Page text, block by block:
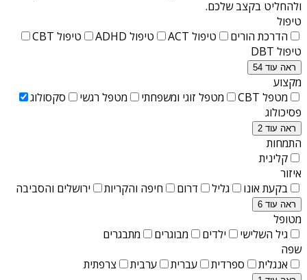
ולהחליט בקצב שלכם.
טיפול
הדרכת הורים
טיפול ACT טיפול ADHD
טיפול CBT
טיפול DBT
ראה עוד 54
מקצוע
מטפל CBT
מטפל זוגי ומשפחתי מטפל רגשי
סקסולוג
פסיכולוג
ראה עוד 2
התמחות
קלינית
איזור
בקעת אונו
גליל דרום חיפה והקריות ירושלים והסביבה
ראה עוד 6
מטופל
גיל השלישי
ילדים מבוגרים
מתבגרים
שפה
אנגלית
ספרדית עברית ערבית צרפתית